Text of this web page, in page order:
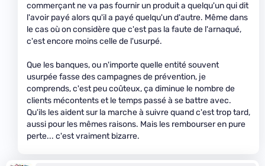
commerçant ne va pas fournir un produit a quelqu'un qui dit
l'avoir payé alors qu'il a payé quelqu'un d'autre. Même dans
le cas où on considère que c'est pas la faute de l'arnaqué,
c'est encore moins celle de l'usurpé.
Que les banques, ou n'importe quelle entité souvent
usurpée fasse des campagnes de prévention, je
comprends, c'est peu coûteux, ça diminue le nombre de
clients mécontents et le temps passé à se battre avec.
Qu'ils les aident sur la marche à suivre quand c'est trop tard,
aussi pour les mêmes raisons. Mais les rembourser en pure
perte... c'est vraiment bizarre.